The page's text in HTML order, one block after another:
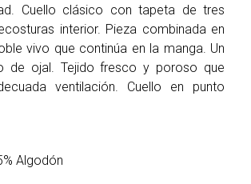
Cuello clásico con tapeta de tres
interior. Pieza combinada en
vivo que continúa en la manga. Un
de ojal. Tejido fresco y poroso que
ventilación. Cuello en punto
Algodón